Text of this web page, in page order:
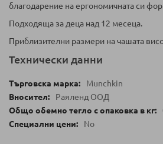
благодарение на ергономичната си
Подходяща за деца над 12 месеца.
Приблизителни размери на чашата
Технически данни
Munchkin
Раяленд ООД
No